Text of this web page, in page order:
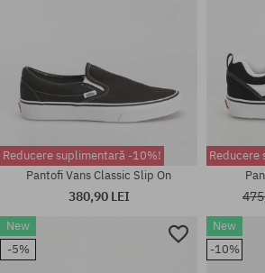
Mărimi existente:
36; 36.5; 37; 38.5; 40; 40.5; 41;
42; 42.5; 44; 44.5; 45; 46
Mărimi
41;
Reducere suplimentară -10%!
Pantofi Vans Classic Slip On
380,90 LEI
Reducere
New
-5%
New
-10%